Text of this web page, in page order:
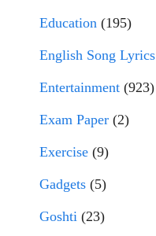
Education (195)
English Song Lyrics
Entertainment (923)
Exam Paper (2)
Exercise (9)
Gadgets (5)
Goshti (23)